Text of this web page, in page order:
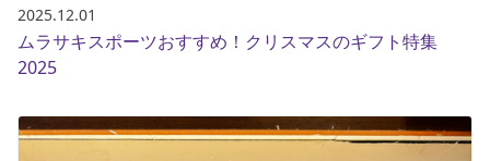
2025.12.01
ムラサキスポーツおすすめ！クリスマスのギフト特集
2025